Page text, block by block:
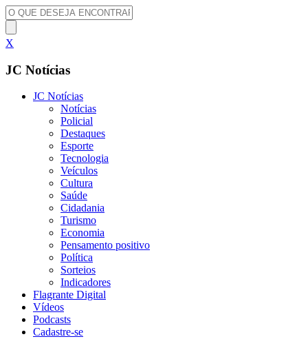
X
JC Notícias
JC Notícias
Notícias
Policial
Destaques
Esporte
Tecnologia
Veículos
Cultura
Saúde
Cidadania
Turismo
Economia
Pensamento positivo
Política
Sorteios
Indicadores
Flagrante Digital
Vídeos
Podcasts
Cadastre-se